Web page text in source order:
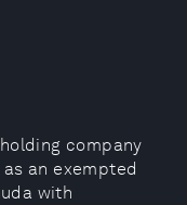
company
an exempted
with